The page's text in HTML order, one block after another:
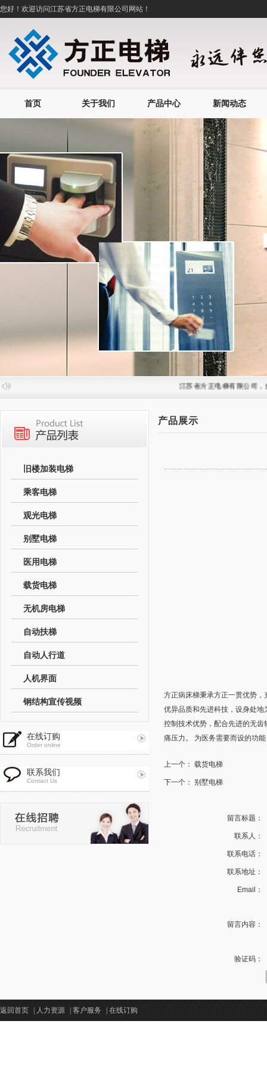
您好！欢迎访问江苏省方正电梯有限公司 网站！
首页 关于我们 产品中心 新闻动态
江苏省方正电梯有限公司，
旧楼加装电梯
乘客电梯
观光电梯
别墅电梯
医用电梯
载货电梯
无机房电梯
自动扶梯
自动人行道
人机界面
钢结构宣传视频
在线订购
Order online
联系我们
Contact Us
产品展示
方正病床梯秉承方正一贯优势
优异品质和先进科技，设身处
控制技术优势，配合先进的无
痛压力。 为医务需要而设的功
上一个： 载货电梯
下一个： 别墅电梯
留言标题：
联系人：
联系电话：
联系地址：
Email：
留言内容：
验证码：
返回首页 人力资源 客户服务 在线订购